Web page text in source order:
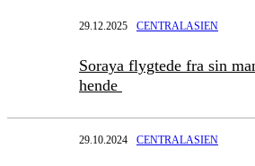
29.12.2025 CENTRALASIEN
Soraya flygtede fra sin
hende
29.10.2024 CENTRALASIEN